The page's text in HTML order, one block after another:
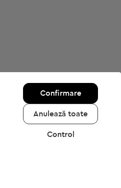
Confirmare
Anulează toate
Control